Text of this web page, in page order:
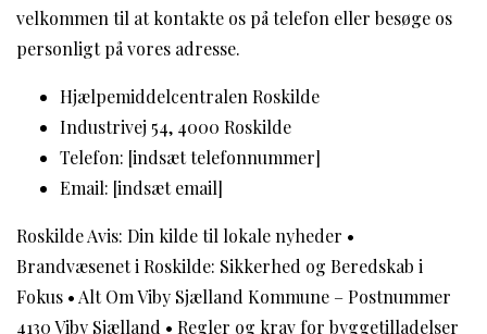
velkommen til at kontakte os på telefon eller besøge os
personligt på vores adresse.
Hjælpemiddelcentralen Roskilde
Industrivej 54, 4000 Roskilde
Telefon: [indsæt telefonnummer]
Email: [indsæt email]
Roskilde Avis: Din kilde til lokale nyheder •
Brandvæsenet i Roskilde: Sikkerhed og Beredskab i
Fokus • Alt Om Viby Sjælland Kommune – Postnummer
4130 Viby Sjælland • Regler og krav for byggetilladelser